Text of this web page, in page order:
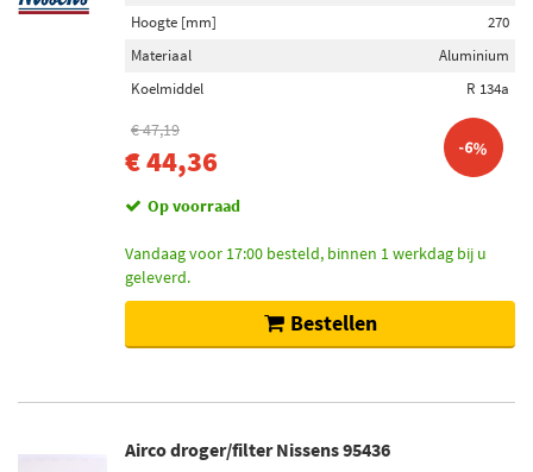
Hoogte [mm]
270
Materiaal
Aluminium
Koelmiddel
R 134a
€ 47,19
€ 44,36 -6%
Op voorraad
Vandaag voor 17:00 besteld, binnen 1 werkdag bij u
geleverd.
Bestellen
Airco droger/filter Nissens 95436